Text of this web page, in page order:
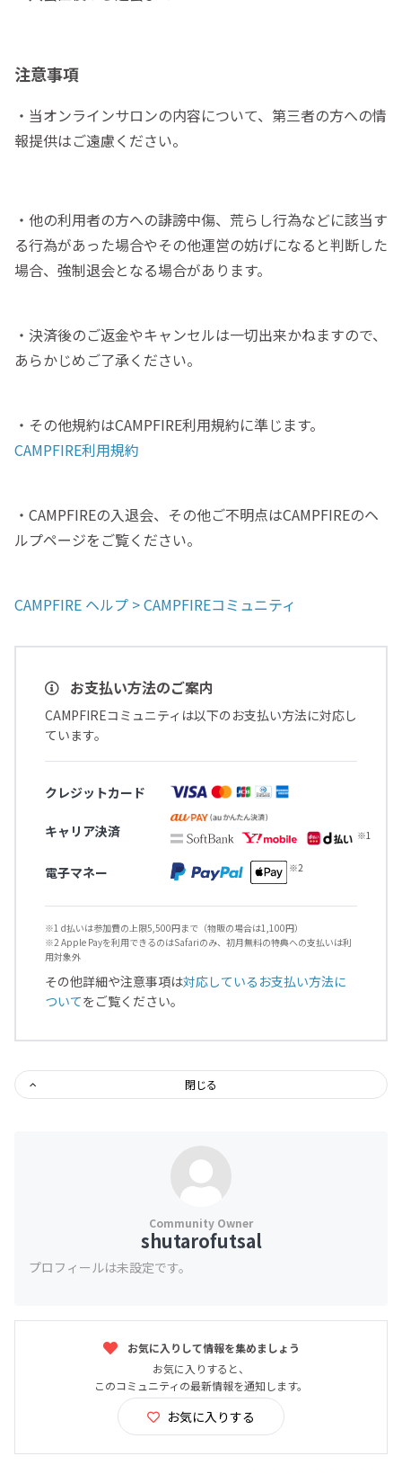
注意事項
・当オンラインサロンの内容について、第三者の方への情
報提供はご遠慮ください。
・他の利用者の方への誹謗中傷、荒らし行為などに該当す
る行為があった場合やその他運営の妨げになると判断した
場合、強制退会となる場合があります。
・決済後のご返金やキャンセルは一切出来かねますので、
あらかじめご了承ください。
・その他規約はCAMPFIRE利用規約に準じます。
CAMPFIRE利用規約
・CAMPFIREの入退会、その他ご不明点はCAMPFIREのヘ
ルプページをご覧ください。
CAMPFIRE ヘルプ > CAMPFIREコミュニティ
お支払い方法のご案内
CAMPFIREコミュニティは以下のお支払い方法に対応し
ています。
クレジットカード
キャリア決済
電子マネー
※1 d払いは参加費の上限5,500円まで（物販の場合は1,100円）
※2 Apple Payを利用できるのはSafariのみ、初月無料の特典への支払いは利
用対象外
その他詳細や注意事項は対応しているお支払い方法に
ついてをご覧ください。
閉じる
shutarofutsal
プロフィールは未設定です。
お気に入りして情報を集めましょう
お気に入りすると、
このコミュニティの最新情報を通知します。
お気に入りする